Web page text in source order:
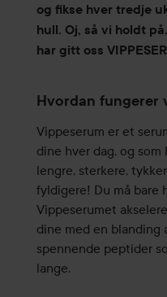
og fikse hver tredje
hull. Oj, så vi holdt
har gitt oss
Hvordan fungerer
Vippeserum er et
dine hver dag, og
lengre, sterkere,
fyldigere! Du må bare
Vippeserumet
dine med en
spennende peptider
lange.